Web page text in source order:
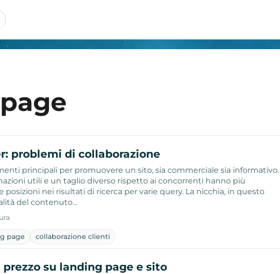
problemi di collaborazione
principali per promuovere un sito, sia commerciale sia informativo.
utili e un taglio diverso rispetto ai concorrenti hanno più
nei risultati di ricerca per varie query. La nicchia, in questo
del contenuto…
page collaborazione clienti
su landing page e sito